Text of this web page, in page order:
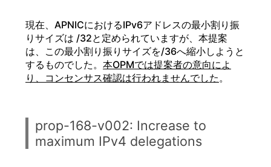
現在、APNICにおけるIPv6アドレスの最小割り振
りサイズは /32と定められていますが、本提案
は、この最小割り振りサイズを/36へ縮小しようと
するものでした。 本OPMでは提案者の意向によ
り、コンセンサス確認は行われませんでした 。
prop-168-v002: Increase to
maximum IPv4 delegations